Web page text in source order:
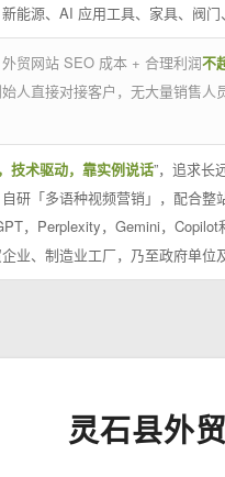
能源、AI 应用工具、家具、阀
贸网站 SEO 成本 + 合理利润不
人直接对接客户，无大量销售人
技术驱动，靠实例说话”，追求长
研「多语种视频营销」，配合整
，Perplexity，Gemini，
业、制造业工厂，乃至政府单位
灵石县外